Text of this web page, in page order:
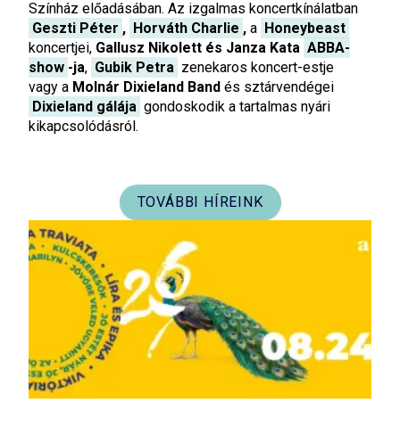
Színház előadásában. Az izgalmas koncertkínálatban
Geszti Péter , Horváth Charlie , a Honeybeast
koncertjei, Gallusz Nikolett és Janza Kata ABBA-
show -ja, Gubik Petra zenekaros koncert-estje
vagy a Molnár Dixieland Band és sztárvendégei
Dixieland gálája gondoskodik a tartalmas nyári
kikapcsolódásról.
TOVÁBBI HÍREINK